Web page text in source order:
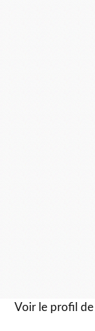
Voir le profil de